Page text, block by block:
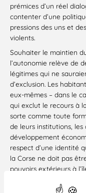
prémices d’un réel
contenter d’une
pressions des uns et
violents.
Souhaiter le maintien
l’autonomie relève de
légitimes qui ne
d’exclusion. Les
eux-mêmes – dans le
qui exclut le recours à
sorte comme toute
de leurs institutions,
développement
respect d’une identité
la Corse ne doit pas
pouvoirs extérieurs à
ambitions nationales